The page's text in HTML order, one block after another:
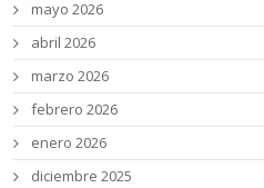
mayo 2026
abril 2026
marzo 2026
febrero 2026
enero 2026
diciembre 2025